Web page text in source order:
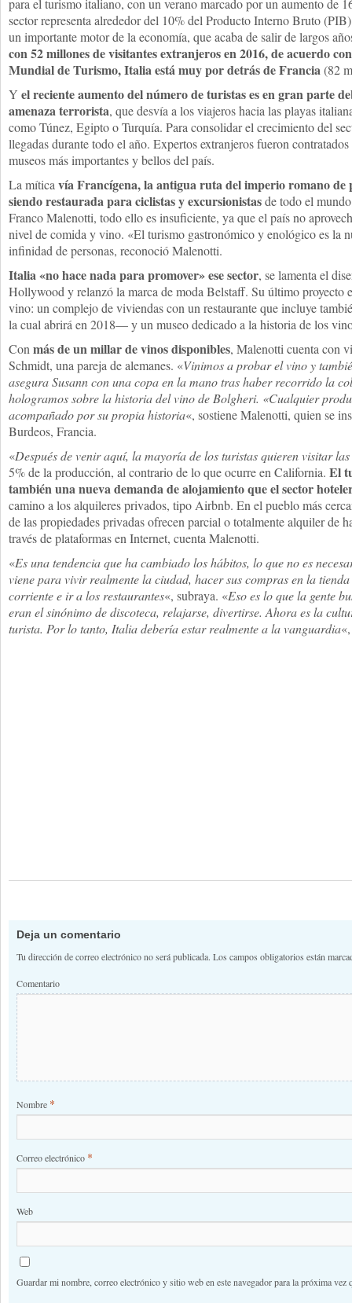
para el turismo italiano, con un verano marcado por un aumento de
sector representa alrededor del 10% del Producto Interno Bruto
un importante motor de la economía, que acaba de salir de largos
con 52 millones de visitantes extranjeros en 2016, de acuerdo
Mundial de Turismo, Italia está muy por detrás de Francia(82
Y el reciente aumento del número de turistas es en gran parte
amenaza terrorista, que desvía a los viajeros hacia las playas
como Túnez, Egipto o Turquía. Para consolidar el crecimiento del
llegadas durante todo el año. Expertos extranjeros fueron
museos más importantes y bellos del país.
La mítica vía Francígena, la antigua ruta del imperio romano de
siendo restaurada para ciclistas y excursionistasde todo el
Franco Malenotti, todo ello es insuficiente, ya que el país no
nivel de comida y vino. «El turismo gastronómico y enológico es la
infinidad de personas, reconoció Malenotti.
Italia «no hace nada para promover» ese sector, se lamenta el
Hollywood y relanzó la marca de moda Belstaff. Su último proyecto
vino: un complejo de viviendas con un restaurante que incluye
la cual abrirá en 2018— y un museo dedicado a la historia de los
Con más de un millar de vinos disponibles, Malenotti cuenta con
Schmidt, una pareja de alemanes. «Vinimos a probar el vino y
asegura Susann con una copa en la mano tras haber recorrido la
hologramos sobre la historia del vino de Bolgheri. «Cualquier
acompañado por su propia historia«, sostiene Malenotti, quien se
Burdeos, Francia.
«Después de venir aquí, la mayoría de los turistas quieren visitar las
5% de la producción, al contrario de lo que ocurre en California. El
también una nueva demanda de alojamiento que el sector
camino a los alquileres privados, tipo Airbnb. En el pueblo más
de las propiedades privadas ofrecen parcial o totalmente alquiler de
través de plataformas en Internet, cuenta Malenotti.
«Es una tendencia que ha cambiado los hábitos, lo que no es
viene para vivir realmente la ciudad, hacer sus compras en la
corriente e ir a los restaurantes«, subraya. «Eso es lo que la gente
eran el sinónimo de discoteca, relajarse, divertirse. Ahora es la
turista. Por lo tanto, Italia debería estar realmente a la vanguardia
Deja un comentario
Tu dirección de correo electrónico no será publicada. Los campos obligatorios están
Comentario
Nombre *
Correo electrónico *
Web
Guardar mi nombre, correo electrónico y sitio web en este navegador para la próxima vez